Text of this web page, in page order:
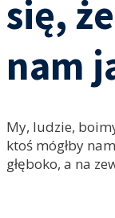
się,
nam
My, ludzie,
ktoś mógłby
głęboko, a na